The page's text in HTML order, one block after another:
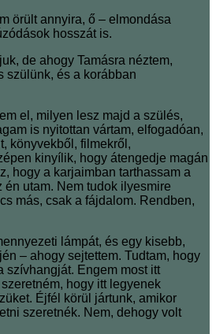
örült annyira, ő – elmondása
hosszát is.
de ahogy Tamásra néztem,
szülünk, és a korábban
el, milyen lesz majd a szülés,
is nyitottan vártam, elfogadóan,
könyvekből, filmekről,
kinyílik, hogy átengedje magán
hogy a karjaimban tarthassam a
utam. Nem tudok ilyesmire
más, csak a fájdalom. Rendben,
lámpát, és egy kisebb,
– ahogy sejtettem. Tudtam, hogy
szívhangját. Engem most itt
hogy itt legyenek
Éjfél körül jártunk, amikor
szeretnék. Nem, dehogy volt